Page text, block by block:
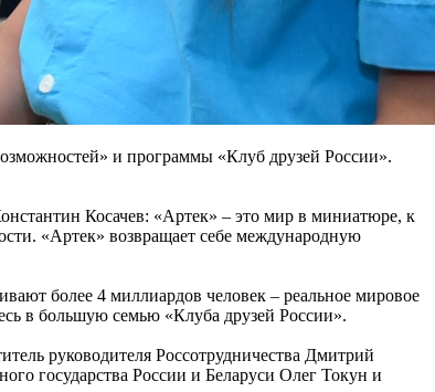
и программы «Клуб друзей России».
Косачев: «Артек» – это мир в миниатюре, к
«Артек» возвращает себе международную
более 4 миллиардов человек – реальное мировое
в большую семью «Клуба друзей России».
руководителя Россотрудничества Дмитрий
государства России и Беларуси Олег Токун и